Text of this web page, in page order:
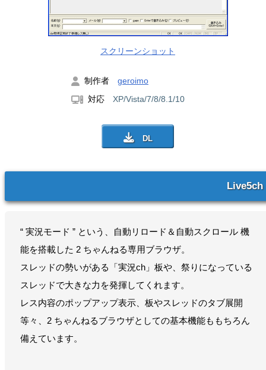
スクリーンショット
制作者 geroimo
対応 XP/Vista/7/8/8.1/10
Live5ch
“ 実況モード ” という、自動リロード＆自動スクロール 機
能を搭載した 2 ちゃんねる専用ブラウザ。
スレッドの勢いがある「実況ch」板や、祭りになっている
スレッドで大きな力を発揮してくれます。
レス内容のポップアップ表示、板やスレッドのタブ展開
等々、2 ちゃんねるブラウザとしての基本機能ももちろん
備えています。